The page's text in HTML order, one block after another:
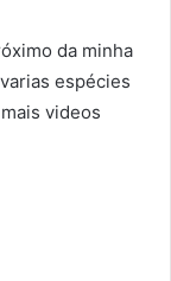
da minha
espécies
videos